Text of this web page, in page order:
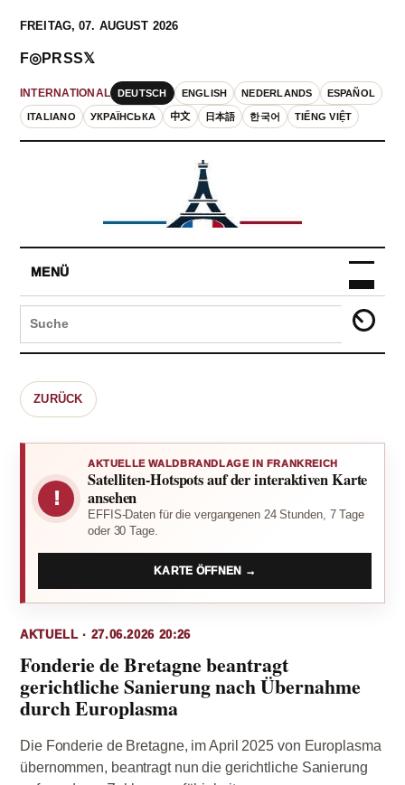
FREITAG, 07. AUGUST 2026
INTERNATIONAL DEUTSCH ENGLISH NEDERLANDS ESPAÑOL
ITALIANO УКРАЇНСЬКА 中文 日本語 한국어 TIẾNG VIỆT
F◎PRSS𝕏
MENÜ
ZURÜCK
!
AKTUELLE WALDBRANDLAGE IN FRANKREICH
Satelliten-Hotspots auf der interaktiven Karte
ansehen
EFFIS-Daten für die vergangenen 24 Stunden, 7 Tage
oder 30 Tage.
KARTE ÖFFNEN →
AKTUELL · 27.06.2026 20:26
Fonderie de Bretagne beantragt
gerichtliche Sanierung nach Übernahme
durch Europlasma
Die Fonderie de Bretagne, im April 2025 von Europlasma
übernommen, beantragt nun die gerichtliche Sanierung